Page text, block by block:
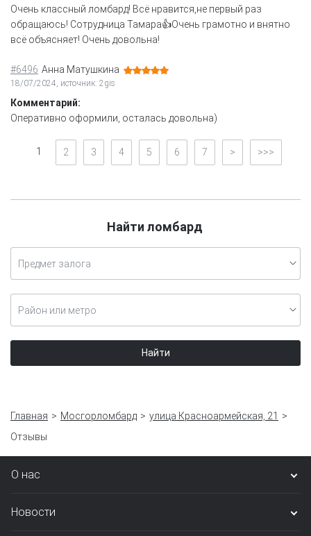
Очень классный ломбард! Всё нравится,не первый раз
обращаюсь! Сотрудница Тамара👍Очень грамотно и внятно
всё объясняет! Очень довольна!
#6496 Анна Матушкина
18/07/2024, источник: 2gis
Комментарий:
Оперативно оформили, осталась довольна)
1 2 3 4 5 6 7 > >>>
Найти ломбард
Предмет залога
Район или метро
Найти
Главная Мосгорломбард
улица Красноармейская, 21
Отзывы
О нас
Новости